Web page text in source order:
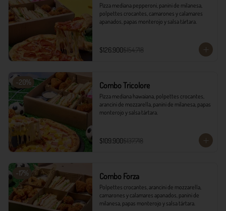
Pizza mediana pepperoni, panini de milanesa,
polpettes crocantes, camarones y calamares
apanados, papas monterojo y salsa tártara.
$126.900$154.718
-20% Combo Tricolore
Pizza mediana hawaiana, polpettes crocantes,
arancini de mozzarella, panini de milanesa, papas
monterojo y salsa tártara.
$109.900$137.718
-17% Combo Forza
Polpettes crocantes, arancini de mozzarella,
camarones y calamares apanados, panini de
milanesa, papas monterojo y salsa tártara.